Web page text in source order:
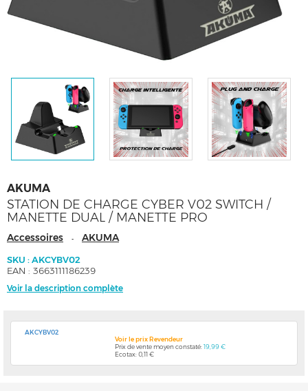
AKUMA
STATION DE CHARGE CYBER V02 SWITCH /
MANETTE DUAL / MANETTE PRO
Accessoires - AKUMA
SKU : AKCYBV02
EAN : 3663111186239
Voir la description complète
AKCYBV02
Voir le prix Revendeur
Prix de vente moyen constaté:19,99 €
Ecotax: 0,11 €